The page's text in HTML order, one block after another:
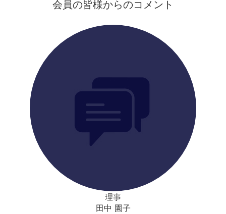
会員の皆様からのコメント
理事
田中 園子